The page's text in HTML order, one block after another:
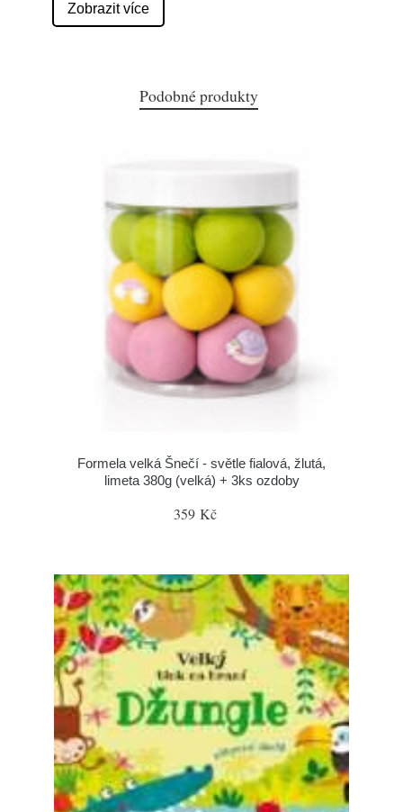
Zobrazit více
Podobné produkty
Formela velká Šnečí - světle fialová, žlutá,
limeta 380g (velká) + 3ks ozdoby
359 Kč